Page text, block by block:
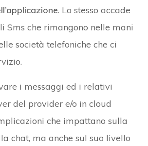
. Lo stesso accade
Sms che rimangono nelle mani
società telefoniche che ci
i messaggi ed i relativi
del provider e/o in cloud
che impattano sulla
chat, ma anche sul suo livello